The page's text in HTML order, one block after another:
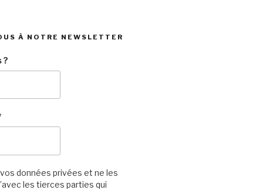
À NOTRE NEWSLETTER
?
données privées et ne les
les tierces parties qui